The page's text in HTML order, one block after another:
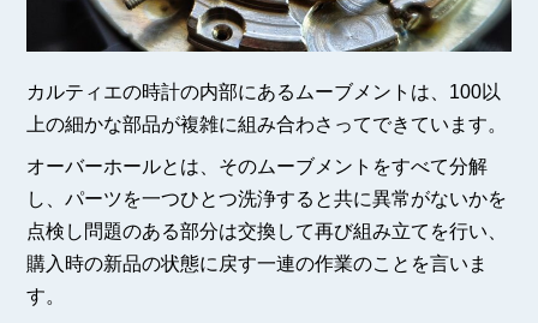
カルティエの時計の内部にあるムーブメントは、100以
上の細かな部品が複雑に組み合わさってできています。
オーバーホールとは、そのムーブメントをすべて分解
し、パーツを一つひとつ洗浄すると共に異常がないかを
点検し問題のある部分は交換して再び組み立てを行い、
購入時の新品の状態に戻す一連の作業のことを言いま
す。